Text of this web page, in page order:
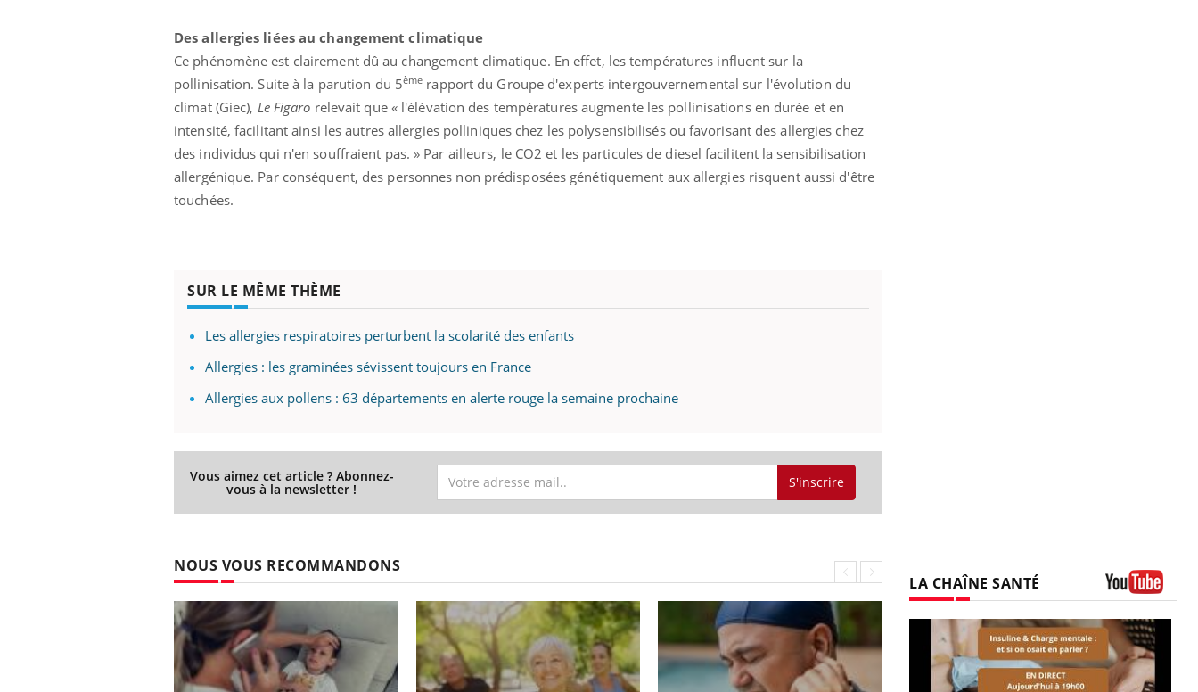
Des allergies liées au changement climatique
Ce phénomène est clairement dû au changement climatique. En effet, les températures influent sur la
pollinisation. Suite à la parution du 5ème rapport du Groupe d'experts intergouvernemental sur l'évolution du
climat (Giec), Le Figaro relevait que « l'élévation des températures augmente les pollinisations en durée et en
intensité, facilitant ainsi les autres allergies polliniques chez les polysensibilisés ou favorisant des allergies chez
des individus qui n'en souffraient pas. » Par ailleurs, le CO2 et les particules de diesel facilitent la sensibilisation
allergénique. Par conséquent, des personnes non prédisposées génétiquement aux allergies risquent aussi d'être
touchées.
SUR LE MÊME THÈME
Les allergies respiratoires perturbent la scolarité des enfants
Allergies : les graminées sévissent toujours en France
Allergies aux pollens : 63 départements en alerte rouge la semaine prochaine
Vous aimez cet article ? Abonnez-
vous à la newsletter ! S'inscrire
NOUS VOUS RECOMMANDONS
LA CHAÎNE SANTÉ